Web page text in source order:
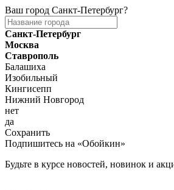
Ваш город Санкт-Петербург?
Санкт-Петербург
Москва
Ставрополь
Балашиха
Изобильный
Кингисепп
Нижний Новгород
нет
да
Сохранить
Подпишитесь на «Обойкин»
Будьте в курсе новостей, новинок и